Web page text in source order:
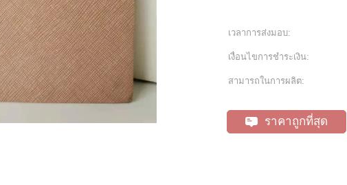
เวลาการส่งมอบ:
เงื่อนไขการชำระเงิน:
สามารถในการผลิต:
ราคาถูกที่สุด